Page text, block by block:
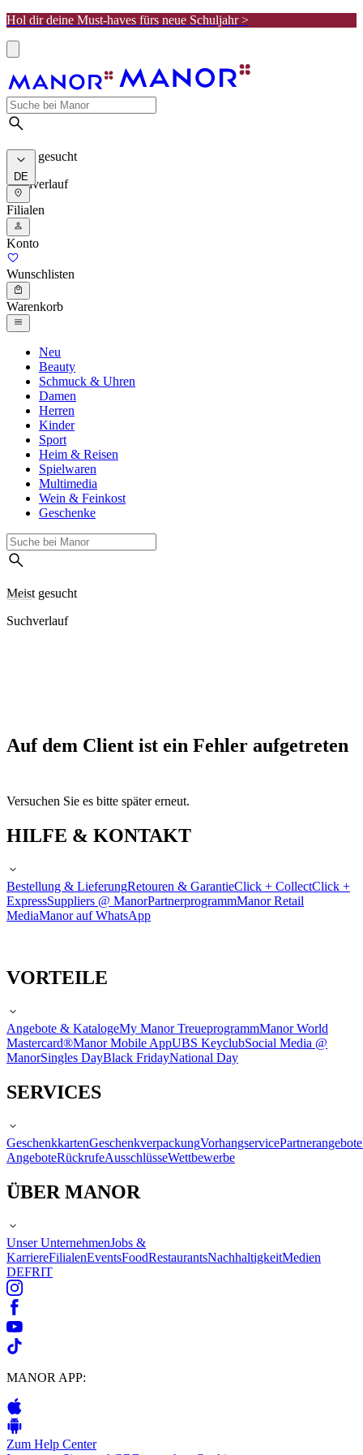
Hol dir deine Must-haves fürs neue Schuljahr >
Meist gesucht
Suchverlauf
DE
Filialen
Konto
Wunschlisten
Warenkorb
Neu
Beauty
Schmuck & Uhren
Damen
Herren
Kinder
Sport
Heim & Reisen
Spielwaren
Multimedia
Wein & Feinkost
Geschenke
Meist gesucht
Suchverlauf
Auf dem Client ist ein Fehler aufgetreten
Versuchen Sie es bitte später erneut.
HILFE & KONTAKT
Bestellung & LieferungRetouren & GarantieClick + CollectClick +
ExpressSuppliers @ ManorPartnerprogrammManor Retail
MediaManor auf WhatsApp
VORTEILE
Angebote & KatalogeMy Manor TreueprogrammManor World
Mastercard®Manor Mobile AppUBS KeyclubSocial Media @
ManorSingles DayBlack FridayNational Day
SERVICES
GeschenkkartenGeschenkverpackungVorhangservicePartnerangebote
AngeboteRückrufeAusschlüsseWettbewerbe
ÜBER MANOR
Unser UnternehmenJobs &
KarriereFilialenEventsFoodRestaurantsNachhaltigkeitMedien
DEFRIT
MANOR APP:
Zum Help Center